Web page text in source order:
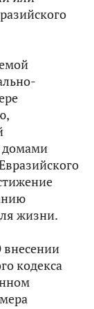
домами
жизни.
внесении
кодекса